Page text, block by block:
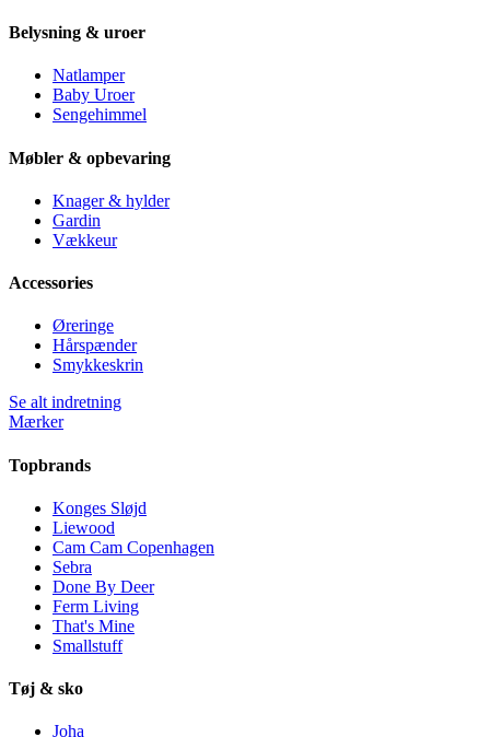
Belysning & uroer
Natlamper
Baby Uroer
Sengehimmel
Møbler & opbevaring
Knager & hylder
Gardin
Vækkeur
Accessories
Øreringe
Hårspænder
Smykkeskrin
Se alt indretning
Mærker
Topbrands
Konges Sløjd
Liewood
Cam Cam Copenhagen
Sebra
Done By Deer
Ferm Living
That's Mine
Smallstuff
Tøj & sko
Joha